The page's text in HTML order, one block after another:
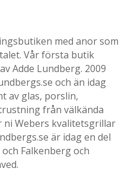
med anor som
Vår första butik
Adde Lundberg. 2009
och än idag
av glas, porslin,
från välkända
ni Webers kvalitetsgrillar
är idag en del
Falkenberg och